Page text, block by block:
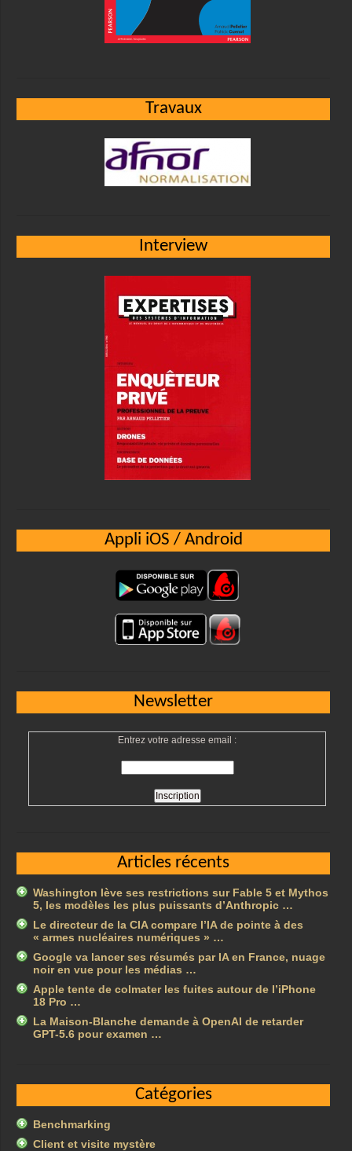
Travaux
Interview
Appli iOS / Android
Newsletter
Entrez votre adresse email :
Articles récents
Washington lève ses restrictions sur Fable 5 et Mythos
5, les modèles les plus puissants d’Anthropic …
Le directeur de la CIA compare l’IA de pointe à des
« armes nucléaires numériques » …
Google va lancer ses résumés par IA en France, nuage
noir en vue pour les médias …
Apple tente de colmater les fuites autour de l’iPhone
18 Pro …
La Maison-Blanche demande à OpenAI de retarder
GPT-5.6 pour examen …
Catégories
Benchmarking
Client et visite mystère